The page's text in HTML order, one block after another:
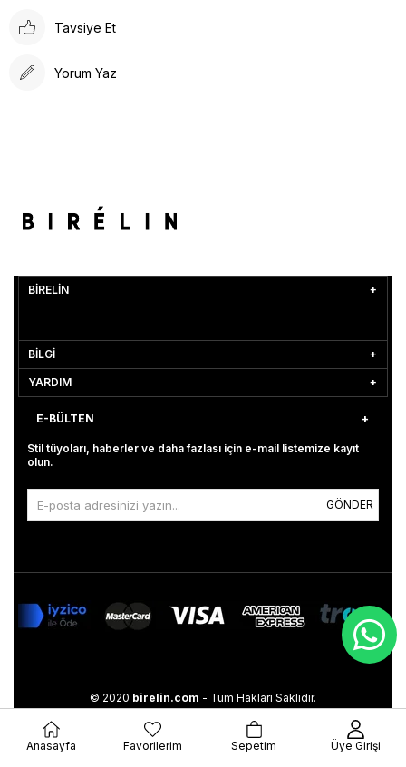
Tavsiye Et
Yorum Yaz
BİRELİN
BİLGİ
YARDIM
E-BÜLTEN
Stil tüyoları, haberler ve daha fazlası için e-mail listemize kayıt
olun.
GÖNDER
© 2020 birelin.com - Tüm Hakları Saklıdır.
Anasayfa Favorilerim Sepetim Üye Girişi